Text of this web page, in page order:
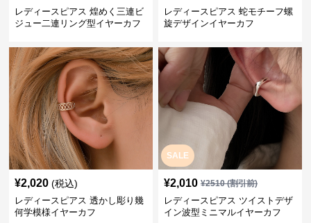
レディースピアス 煌めく三連ビ
ジュー二連リング型イヤーカフ
レディースピアス 蛇モチーフ螺
旋デザインイヤーカフ
¥2,020 (税込)
レディースピアス 透かし彫り幾
何学模様イヤーカフ
SALE
¥2,010 ¥2510(割引前)
レディースピアス ツイストデザ
イン波型ミニマルイヤーカフ